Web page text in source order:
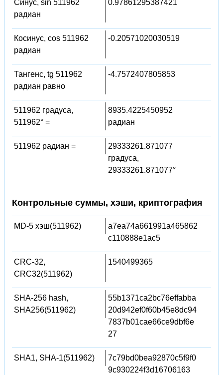
Синус, sin 511962
радиан
0.97861295387421
Косинус, cos 511962
радиан
-0.20571020030519
Тангенс, tg 511962
радиан равно
-4.7572407805853
511962 градуса,
511962° =
8935.4225450952
радиан
511962 радиан =
29333261.871077
градуса,
29333261.871077°
Контрольные суммы, хэши, криптография
MD-5 хэш(511962)
a7ea74a661991a465862
c110888e1ac5
CRC-32,
CRC32(511962)
1540499365
SHA-256 hash,
SHA256(511962)
55b1371ca2bc76effabba
20d942ef0f60b45e8dc94
7837b01cae66ce9dbf6e
27
SHA1, SHA-1(511962)
7c79bd0bea92870c5f9f0
9c930224f3d16706163